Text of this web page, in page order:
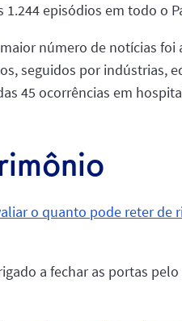
episódios em todo o
número de notícias foi
seguidos por indústrias,
45 ocorrências em
o quanto pode reter de
a fechar as portas